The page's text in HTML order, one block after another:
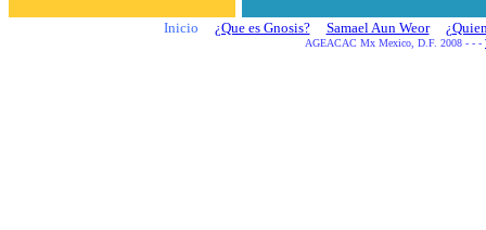
Inicio ¿Que es Gnosis? Samael Aun Weor ¿
AGEACAC Mx Mexico, D.F. 2008 - - -